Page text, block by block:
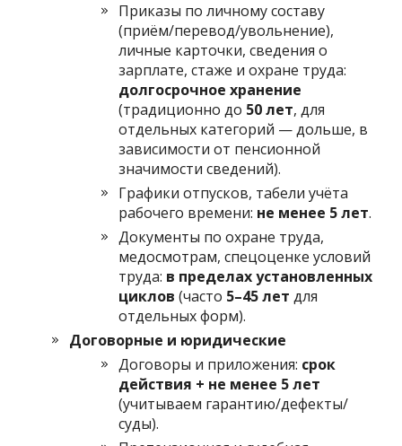
Приказы по личному составу
(приём/перевод/увольнение),
личные карточки, сведения о
зарплате, стаже и охране труда:
долгосрочное хранение
(традиционно до 50 лет, для
отдельных категорий — дольше, в
зависимости от пенсионной
значимости сведений).
Графики отпусков, табели учёта
рабочего времени: не менее 5 лет.
Документы по охране труда,
медосмотрам, спецоценке условий
труда: в пределах установленных
циклов (часто 5–45 лет для
отдельных форм).
Договорные и юридические
Договоры и приложения: срок
действия + не менее 5 лет
(учитываем гарантию/дефекты/
суды).